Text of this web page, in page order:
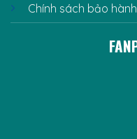
Chính sách bảo